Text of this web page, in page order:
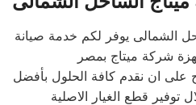
الشمالى يوفر لكم خدمة صيانة
شركة ميتاج بمصر
على ان نقدم كافة الحلول بأفضل
توفير قطع الغيار الاصلية